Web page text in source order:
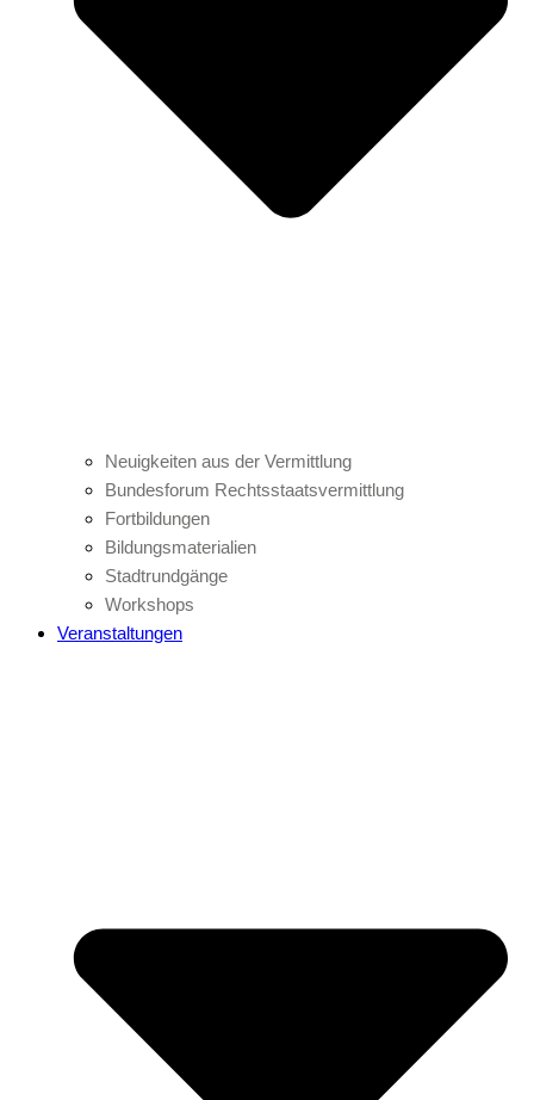
Neuigkeiten aus der Vermittlung
Bundesforum Rechtsstaatsvermittlung
Fortbildungen
Bildungsmaterialien
Stadtrundgänge
Workshops
Veranstaltungen